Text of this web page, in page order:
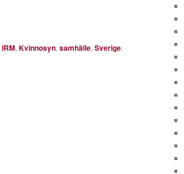
IRM, Kvinnosyn, samhälle, Sverige,